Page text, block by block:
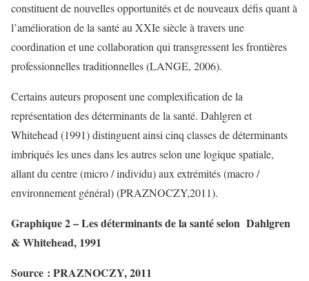
constituent de nouvelles opportunités et de nouveaux défis quant à
l’amélioration de la santé au XXIe siècle à travers une
coordination et une collaboration qui transgressent les frontières
professionnelles traditionnelles (LANGE, 2006).
Certains auteurs proposent une complexification de la
représentation des déterminants de la santé. Dahlgren et
Whitehead (1991) distinguent ainsi cinq classes de déterminants
imbriqués les unes dans les autres selon une logique spatiale,
allant du centre (micro / individu) aux extrémités (macro /
environnement général) (PRAZNOCZY,2011).
Graphique 2 – Les déterminants de la santé selon Dahlgren
& Whitehead, 1991
Source : PRAZNOCZY, 2011